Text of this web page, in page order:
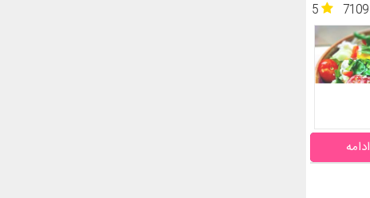
5
7109
ادامه